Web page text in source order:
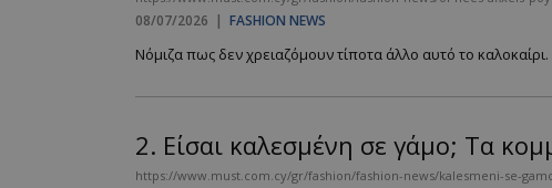
08/07/2026 | FASHION NEWS
Νόμιζα πως δεν χρειαζόμουν τίποτα άλλο αυτό το καλοκαίρι.
2. Είσαι καλεσμένη σε γάμο; Τα
https://www.must.com.cy/gr/fashion/fashion-news/kalesmeni-se-